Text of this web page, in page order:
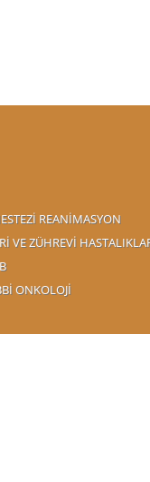
REANİMASYON
VE ZÜHREVİ
ONKOLOJİ